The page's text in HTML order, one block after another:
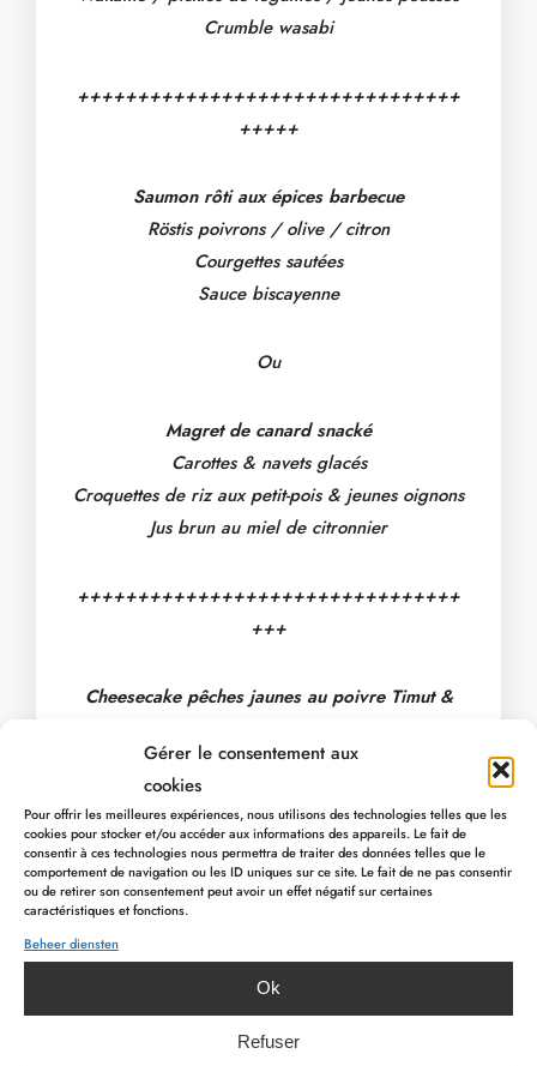
Gérer le consentement aux
cookies
Pour offrir les meilleures expériences, nous utilisons des technologies telles que les
cookies pour stocker et/ou accéder aux informations des appareils. Le fait de
consentir à ces technologies nous permettra de traiter des données telles que le
comportement de navigation ou les ID uniques sur ce site. Le fait de ne pas consentir
ou de retirer son consentement peut avoir un effet négatif sur certaines
caractéristiques et fonctions.
Beheer diensten
Ok
Refuser
Crumble wasabi
++++++++++++++++++++++++++++++++
+++++
Saumon rôti aux épices barbecue
Röstis poivrons / olive / citron
Courgettes sautées
Sauce biscayenne
Ou
Magret de canard snacké
Carottes & navets glacés
Croquettes de riz aux petit-pois & jeunes oignons
Jus brun au miel de citronnier
++++++++++++++++++++++++++++++++
+++
Cheesecake pêches jaunes au poivre Timut &
Pavlova Coco – citron vert – kiwi
€42 (2 gangen) | €52 (3 gangen)
PREVIOUS ARTICLE NEXT ARTICLE